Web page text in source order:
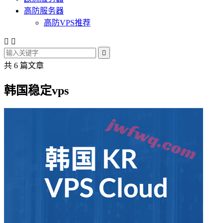
高防服务器
高防VPS推荐
 

共 6 篇文章
韩国稳定vps